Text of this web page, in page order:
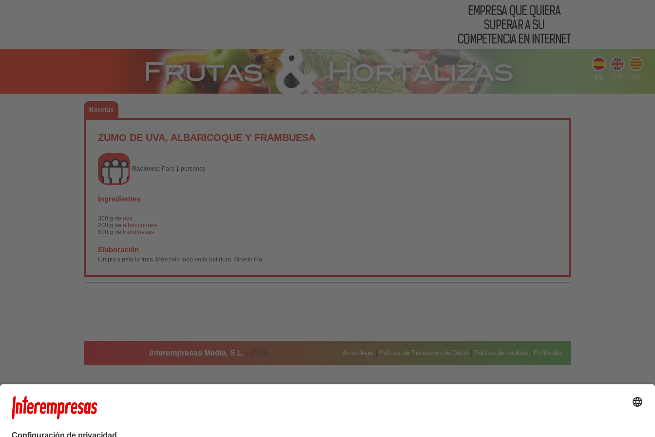
Hortalizas
ES EN CA
Recetas
ZUMO DE UVA, ALBARICOQUE Y FRAMBUESA
Raciones: Para 1 personas
Ingredientes
300 g de uva
200 g de albaricoques
100 g de frambuesas
Elaboración
Limpia y pela la fruta. Mézclalo todo en la batidora. Sírvelo frío.
Interempresas Media, S.L. / 2026 [ Aviso legal Política de Protección de Datos Política de cookies Publicidad]